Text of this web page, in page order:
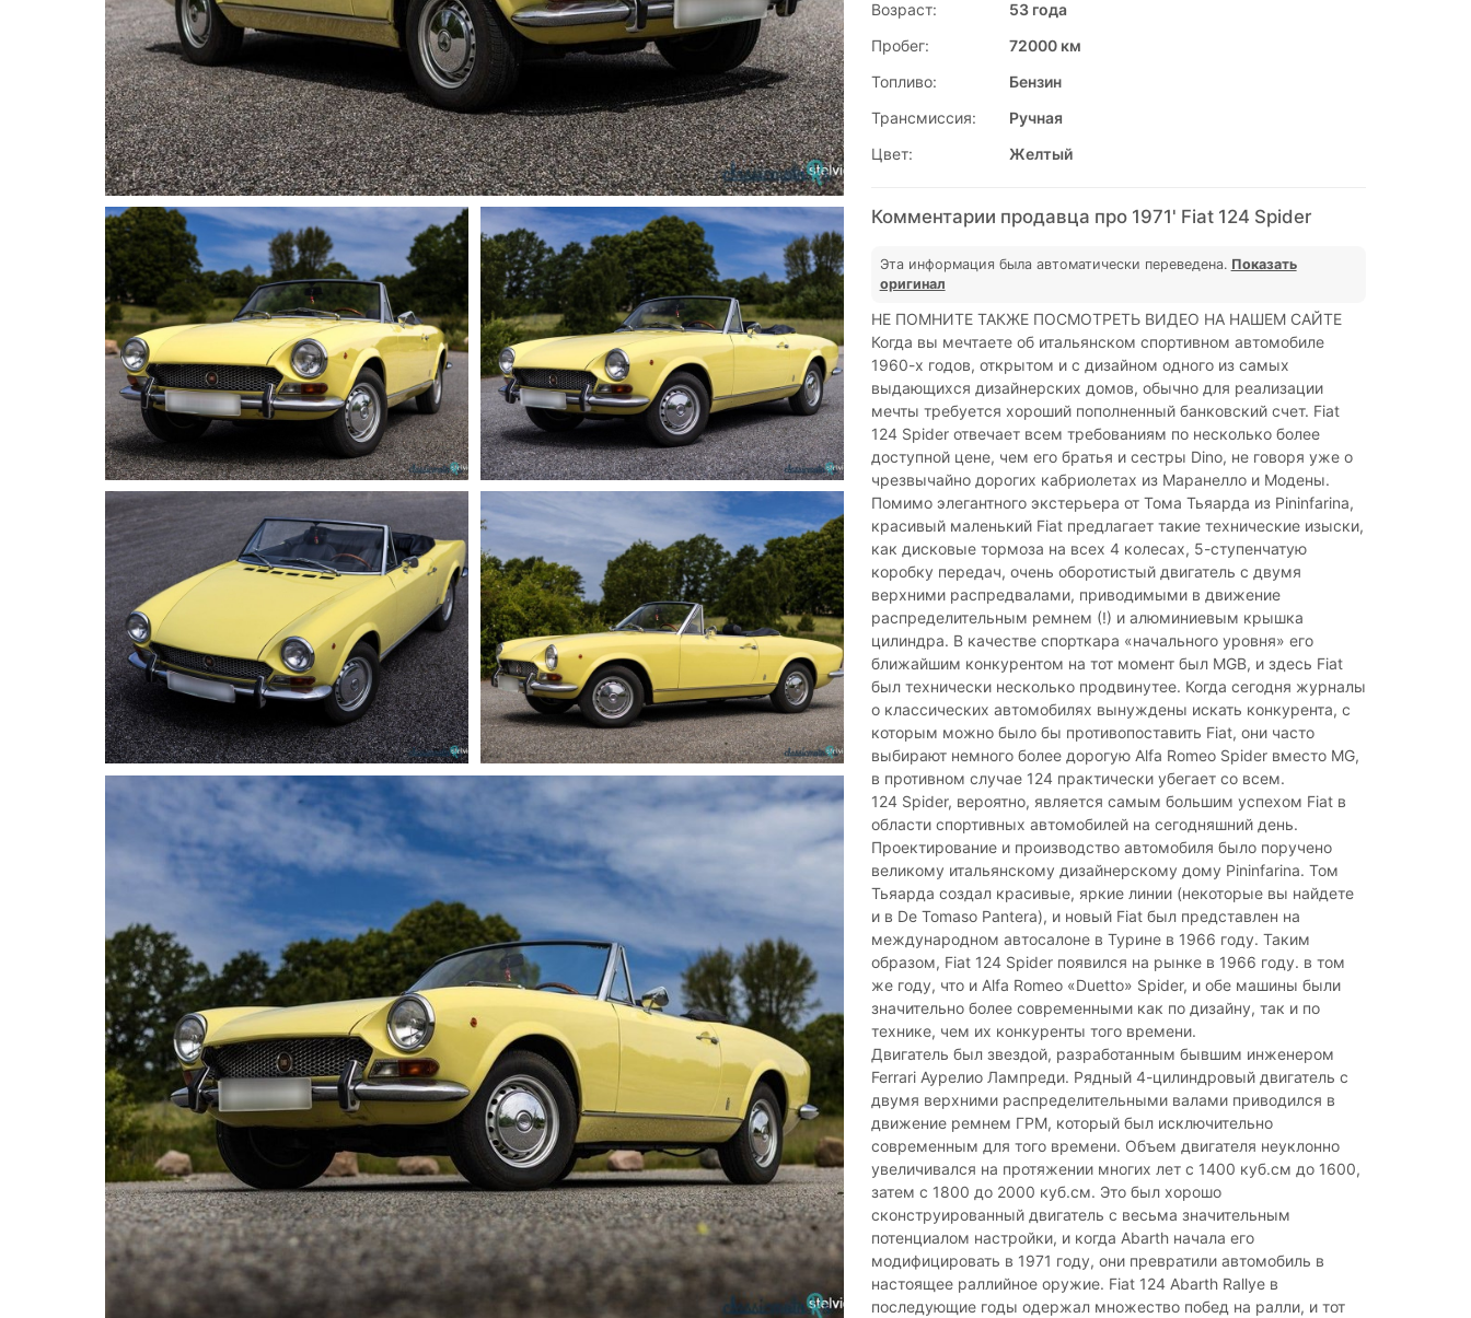
Возраст:
53 года
Пробег:
72000 км
Топливо:
Бензин
Трансмиссия:
Ручная
Цвет:
Желтый
Комментарии продавца про 1971' Fiat 124 Spider
Эта информация была автоматически переведена. Показать
оригинал
НЕ ПОМНИТЕ ТАКЖЕ ПОСМОТРЕТЬ ВИДЕО НА НАШЕМ САЙТЕ
Когда вы мечтаете об итальянском спортивном автомобиле
1960-х годов, открытом и с дизайном одного из самых
выдающихся дизайнерских домов, обычно для реализации
мечты требуется хороший пополненный банковский счет. Fiat
124 Spider отвечает всем требованиям по несколько более
доступной цене, чем его братья и сестры Dino, не говоря уже о
чрезвычайно дорогих кабриолетах из Маранелло и Модены.
Помимо элегантного экстерьера от Тома Тьяарда из Pininfarina,
красивый маленький Fiat предлагает такие технические изыски,
как дисковые тормоза на всех 4 колесах, 5-ступенчатую
коробку передач, очень оборотистый двигатель с двумя
верхними распредвалами, приводимыми в движение
распределительным ремнем (!) и алюминиевым крышка
цилиндра. В качестве спорткара «начального уровня» его
ближайшим конкурентом на тот момент был MGB, и здесь Fiat
был технически несколько продвинутее. Когда сегодня журналы
о классических автомобилях вынуждены искать конкурента, с
которым можно было бы противопоставить Fiat, они часто
выбирают немного более дорогую Alfa Romeo Spider вместо MG,
в противном случае 124 практически убегает со всем.
124 Spider, вероятно, является самым большим успехом Fiat в
области спортивных автомобилей на сегодняшний день.
Проектирование и производство автомобиля было поручено
великому итальянскому дизайнерскому дому Pininfarina. Том
Тьяарда создал красивые, яркие линии (некоторые вы найдете
и в De Tomaso Pantera), и новый Fiat был представлен на
международном автосалоне в Турине в 1966 году. Таким
образом, Fiat 124 Spider появился на рынке в 1966 году. в том
же году, что и Alfa Romeo «Duetto» Spider, и обе машины были
значительно более современными как по дизайну, так и по
технике, чем их конкуренты того времени.
Двигатель был звездой, разработанным бывшим инженером
Ferrari Аурелио Лампреди. Рядный 4-цилиндровый двигатель с
двумя верхними распределительными валами приводился в
движение ремнем ГРМ, который был исключительно
современным для того времени. Объем двигателя неуклонно
увеличивался на протяжении многих лет с 1400 куб.см до 1600,
затем с 1800 до 2000 куб.см. Это был хорошо
сконструированный двигатель с весьма значительным
потенциалом настройки, и когда Abarth начала его
модифицировать в 1971 году, они превратили автомобиль в
настоящее раллийное оружие. Fiat 124 Abarth Rallye в
последующие годы одержал множество побед на ралли, и тот